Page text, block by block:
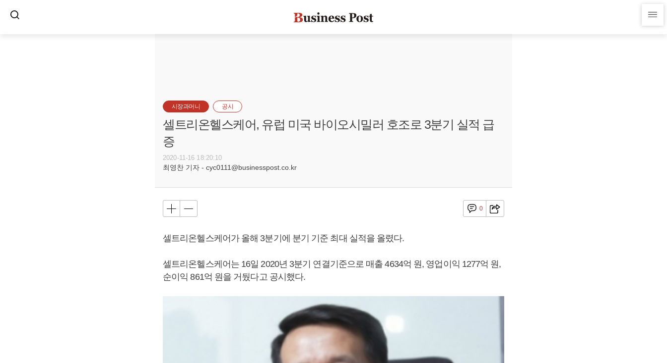
시장과머니 공시
셀트리온헬스케어, 유럽 미국 바이오시밀러 호조로 3분기 실적 급
증
2020-11-16 18:20:10
최영찬 기자 - cyc0111@businesspost.co.kr
0
셀트리온헬스케어가 올해 3분기에 분기 기준 최대 실적을 올렸다.
셀트리온헬스케어는 16일 2020년 3분기 연결기준으로 매출 4634억 원, 영업이익 1277억 원,
순이익 861억 원을 거뒀다고 공시했다.